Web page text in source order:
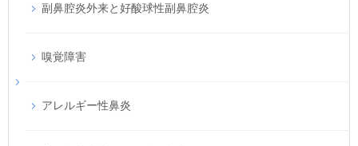
副鼻腔炎外来と好酸球性副鼻腔炎
嗅覚障害
アレルギー性鼻炎